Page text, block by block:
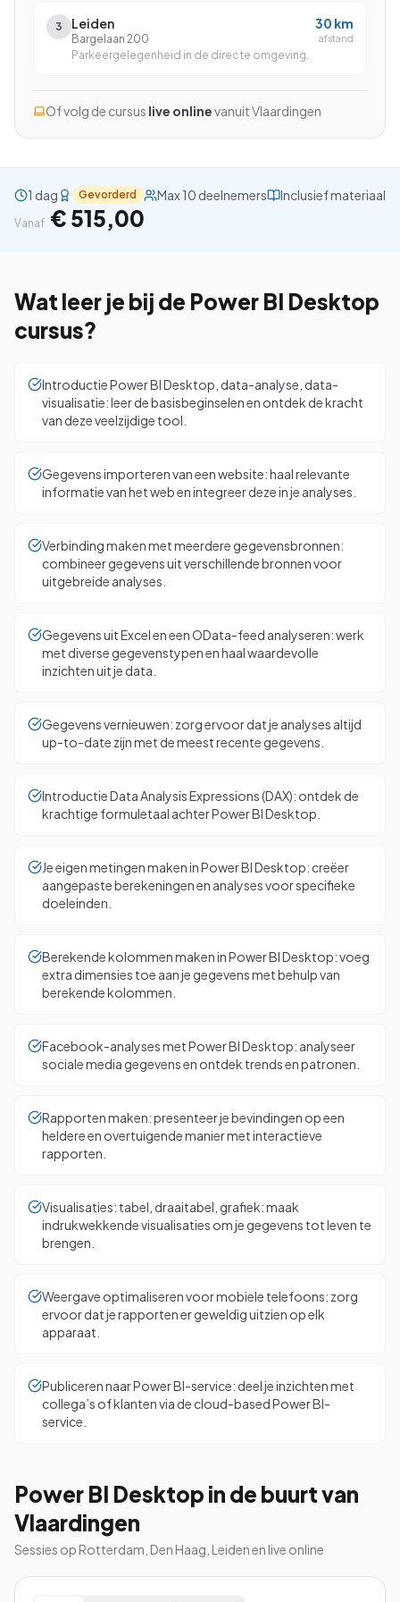
Bel ons: 023-5513409
Gratis studiegids downloaden
3 Leiden
Bargelaan 200
Parkeergelegenheid in de directe omgeving.
30 km
afstand
Of volg de cursus live onlinevanuitVlaardingen
1 dag Gevorderd Max 10 deelnemers Inclusief materiaal
Vanaf € 515,00
Wat leer je bij de Power BI Desktop
cursus?
Introductie Power BI Desktop, data-analyse, data-
visualisatie: leer de basisbeginselen en ontdek de kracht
van deze veelzijdige tool.
Gegevens importeren van een website: haal relevante
informatie van het web en integreer deze in je analyses.
Verbinding maken met meerdere gegevensbronnen:
combineer gegevens uit verschillende bronnen voor
uitgebreide analyses.
Gegevens uit Excel en een OData-feed analyseren: werk
met diverse gegevenstypen en haal waardevolle
inzichten uit je data.
Gegevens vernieuwen: zorg ervoor dat je analyses altijd
up-to-date zijn met de meest recente gegevens.
Introductie Data Analysis Expressions (DAX): ontdek de
krachtige formuletaal achter Power BI Desktop.
Je eigen metingen maken in Power BI Desktop: creëer
aangepaste berekeningen en analyses voor specifieke
doeleinden.
Berekende kolommen maken in Power BI Desktop: voeg
extra dimensies toe aan je gegevens met behulp van
berekende kolommen.
Facebook-analyses met Power BI Desktop: analyseer
sociale media gegevens en ontdek trends en patronen.
Rapporten maken: presenteer je bevindingen op een
heldere en overtuigende manier met interactieve
rapporten.
Visualisaties: tabel, draaitabel, grafiek: maak
indrukwekkende visualisaties om je gegevens tot leven te
brengen.
Weergave optimaliseren voor mobiele telefoons: zorg
ervoor dat je rapporten er geweldig uitzien op elk
apparaat.
Publiceren naar Power BI-service: deel je inzichten met
collega’s of klanten via de cloud-based Power BI-
service.
Power BI Desktop in de buurt van
Vlaardingen
Sessies op Rotterdam, Den Haag, Leiden en live online